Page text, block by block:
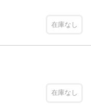
在庫なし
在庫なし